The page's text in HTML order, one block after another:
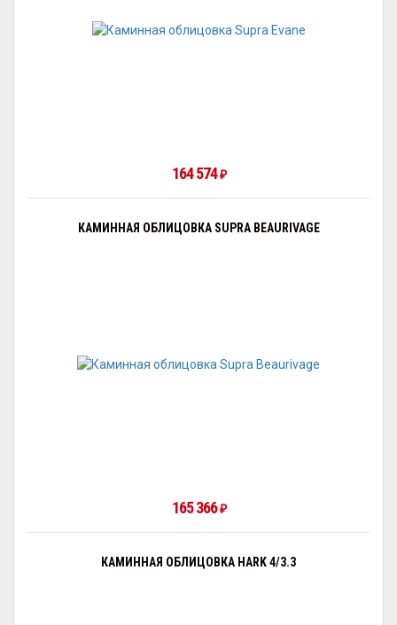
164 574 ₽
КАМИННАЯ ОБЛИЦОВКА SUPRA BEAURIVAGE
165 366 ₽
КАМИННАЯ ОБЛИЦОВКА HARK 4/3.3